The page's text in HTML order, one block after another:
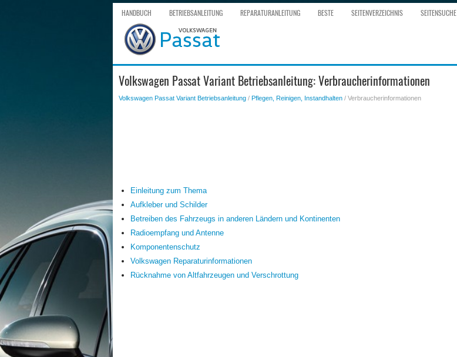
HANDBUCH BETRIEBSANLEITUNG REPARATURANLEITUNG BESTE SEITENVERZEICHNIS SEITENSUCHE
Volkswagen Passat Variant Betriebsanleitung: Verbraucherinformationen
Volkswagen Passat Variant Betriebsanleitung / Pflegen, Reinigen, Instandhalten / Verbraucherinformationen
Einleitung zum Thema
Aufkleber und Schilder
Betreiben des Fahrzeugs in anderen Ländern und Kontinenten
Radioempfang und Antenne
Komponentenschutz
Volkswagen Reparaturinformationen
Rücknahme von Altfahrzeugen und Verschrottung